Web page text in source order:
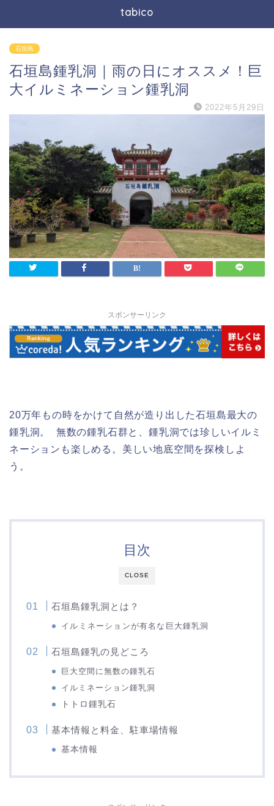
tabico
石垣島
石垣島鍾乳洞｜雨の日にオススメ！巨
大イルミネーション鍾乳洞
2022年5月29日
スポンサーリンク
20万年もの時をかけて自然が造り出した石垣島最大の
鍾乳洞。 無数の鍾乳石群と、鍾乳洞では珍しいイルミ
ネーションも楽しめる。美しい地底空間を探検しよ
う。
CLOSE
目次
石垣島鍾乳洞とは？
イルミネーションが有名な巨大鍾乳洞
石垣島鍾乳の見どころ
巨大空間に無数の鍾乳石
イルミネーション鍾乳洞
トトロ鍾乳石
基本情報と料金、駐車場情報
基本情報